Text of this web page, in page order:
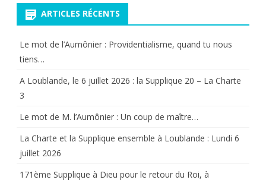
ARTICLES RÉCENTS
Le mot de l’Aumônier : Providentialisme, quand tu nous
tiens…
A Loublande, le 6 juillet 2026 : la Supplique 20 – La Charte
3
Le mot de M. l’Aumônier : Un coup de maître…
La Charte et la Supplique ensemble à Loublande : Lundi 6
juillet 2026
171ème Supplique à Dieu pour le retour du Roi, à